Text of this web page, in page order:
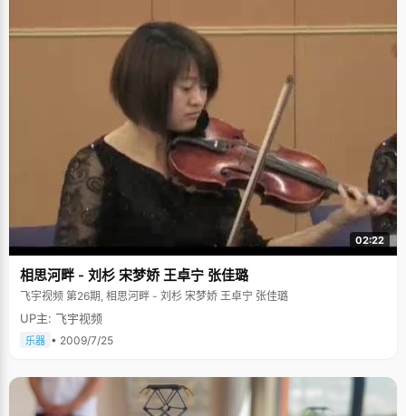
02:22
相思河畔 - 刘杉 宋梦娇 王卓宁 张佳璐
飞宇视频 第26期, 相思河畔 - 刘杉 宋梦娇 王卓宁 张佳璐
UP主: 飞宇视频
乐器 • 2009/7/25